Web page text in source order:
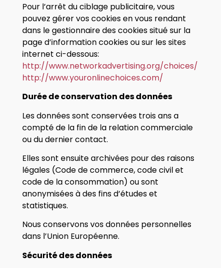
Pour l’arrêt du ciblage publicitaire, vous
pouvez gérer vos cookies en vous rendant
dans le gestionnaire des cookies situé sur la
page d’information cookies ou sur les sites
internet ci-dessous:
http://www.networkadvertising.org/choices/
http://www.youronlinechoices.com/
Durée de conservation des données
Les données sont conservées trois ans a
compté de la fin de la relation commerciale
ou du dernier contact.
Elles sont ensuite archivées pour des raisons
légales (Code de commerce, code civil et
code de la consommation) ou sont
anonymisées à des fins d’études et
statistiques.
Nous conservons vos données personnelles
dans l’Union Européenne.
Sécurité des données